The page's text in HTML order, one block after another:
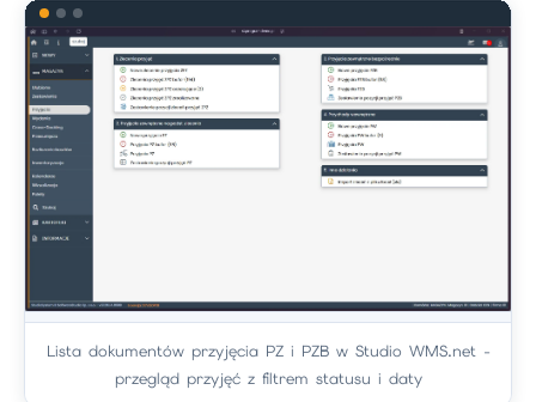
Lista dokumentów przyjęcia PZ i PZB w Studio WMS.net -
przegląd przyjęć z filtrem statusu i daty